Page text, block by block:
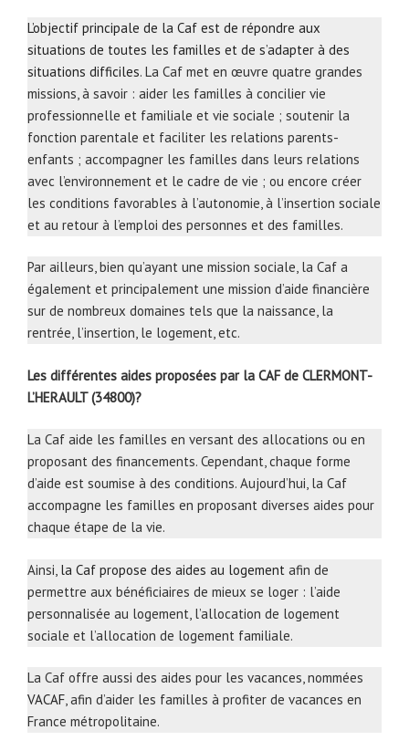
L’objectif principale de la Caf est de répondre aux
situations de toutes les familles et de s’adapter à des
situations difficiles. La Caf met en œuvre quatre grandes
missions, à savoir : aider les familles à concilier vie
professionnelle et familiale et vie sociale ; soutenir la
fonction parentale et faciliter les relations parents-
enfants ; accompagner les familles dans leurs relations
avec l’environnement et le cadre de vie ; ou encore créer
les conditions favorables à l’autonomie, à l’insertion sociale
et au retour à l’emploi des personnes et des familles.
Par ailleurs, bien qu’ayant une mission sociale, la Caf a
également et principalement une mission d’aide financière
sur de nombreux domaines tels que la naissance, la
rentrée, l’insertion, le logement, etc.
Les différentes aides proposées par la CAF de CLERMONT-
L’HERAULT (34800)?
La Caf aide les familles en versant des allocations ou en
proposant des financements. Cependant, chaque forme
d’aide est soumise à des conditions. Aujourd’hui, la Caf
accompagne les familles en proposant diverses aides pour
chaque étape de la vie.
Ainsi, la Caf propose des aides au logement afin de
permettre aux bénéficiaires de mieux se loger : l’aide
personnalisée au logement, l’allocation de logement
sociale et l’allocation de logement familiale.
La Caf offre aussi des aides pour les vacances, nommées
VACAF, afin d’aider les familles à profiter de vacances en
France métropolitaine.